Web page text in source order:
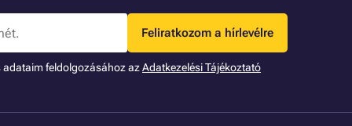
Feliratkozom a hírlevélre
adataim feldolgozásához azAdatkezelési Tájékoztató